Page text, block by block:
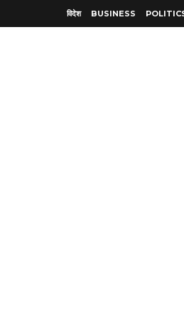
विदेश BUSINESS